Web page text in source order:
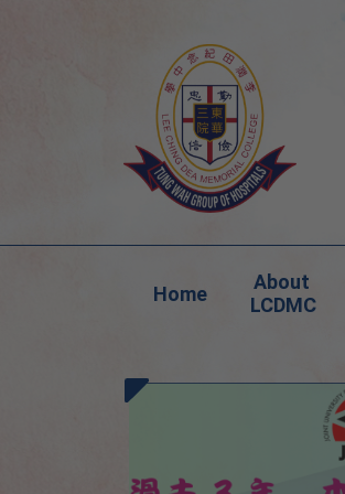
Home
About
LCDMC